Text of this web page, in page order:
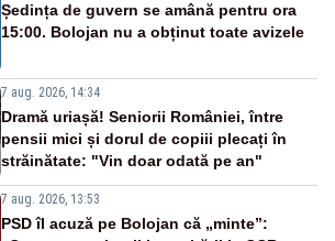
Ședința de guvern se amână pentru ora
15:00. Bolojan nu a obținut toate avizele
7 aug. 2026, 14:34
Dramă uriașă! Seniorii României, între
pensii mici și dorul de copiii plecați în
străinătate: "Vin doar odată pe an"
7 aug. 2026, 13:53
PSD îl acuză pe Bolojan că „minte”: